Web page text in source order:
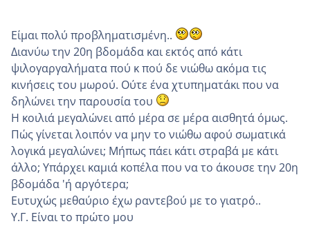
Είμαι πολύ προβληματισμένη..
Διανύω την 20η βδομάδα και εκτός από κάτι
ψιλογαργαλήματα πού κ πού δε νιώθω ακόμα τις
κινήσεις του μωρού. Ούτε ένα χτυπηματάκι που να
δηλώνει την παρουσία του
Η κοιλιά μεγαλώνει από μέρα σε μέρα αισθητά όμως.
Πώς γίνεται λοιπόν να μην το νιώθω αφού σωματικά
λογικά μεγαλώνει; Μήπως πάει κάτι στραβά με κάτι
άλλο; Υπάρχει καμιά κοπέλα που να το άκουσε την 20η
βδομάδα 'ή αργότερα;
Ευτυχώς μεθαύριο έχω ραντεβού με το γιατρό..
Υ.Γ. Είναι το πρώτο μου